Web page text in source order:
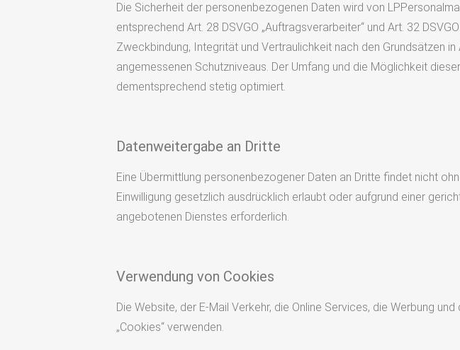
Die Sicherheit der personenbezogenen Daten wird von
entsprechend Art. 28 DSVGO „Auftragsverarbeiter“ und Art. 32
Zweckbindung, Integrität und Vertraulichkeit nach den Grundsätzen
angemessenen Schutzniveaus. Der Umfang und die Möglichkeit
dementsprechend stetig optimiert.
Datenweitergabe an Dritte
Eine Übermittlung personenbezogener Daten an Dritte findet nicht
Einwilligung gesetzlich ausdrücklich erlaubt oder aufgrund einer
angebotenen Dienstes erforderlich.
Verwendung von Cookies
Die Website, der E-Mail Verkehr, die Online Services, die Werbung
„Cookies“ verwenden.